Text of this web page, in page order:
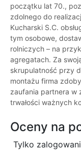
początku lat 70.,
zdolnego do
Kucharski S.C.
tym osobowe,
rolniczych – na
agregatach. Za
skrupulatność przy
montażu firma
zaufania partnera w
trwałości ważnych
Oceny na
Tylko